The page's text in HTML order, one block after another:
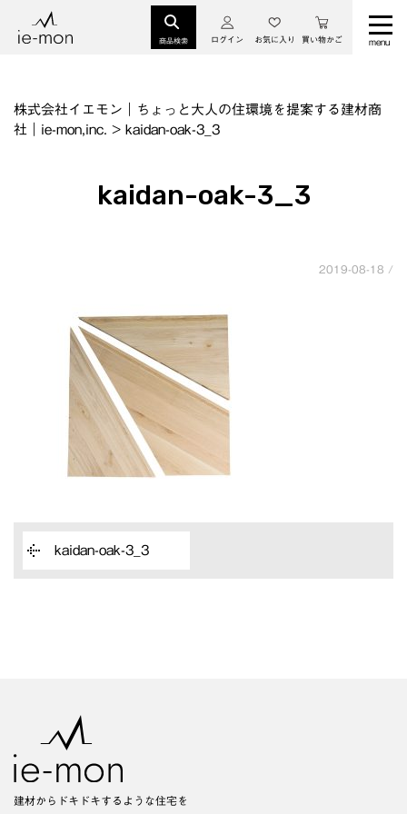
商品検索 ログイン お気に入り 買い物かご
株式会社イエモン｜ちょっと大人の住環境を提案する建材商
社｜ie-mon,inc. > kaidan-oak-3_3
kaidan-oak-3_3
2019-08-18 /
kaidan-oak-3_3
建材からドキドキするような住宅を